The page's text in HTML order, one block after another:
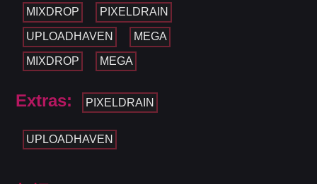
MIXDROP PIXELDRAIN
UPLOADHAVEN MEGA
MIXDROP MEGA
Extras: PIXELDRAIN
UPLOADHAVEN